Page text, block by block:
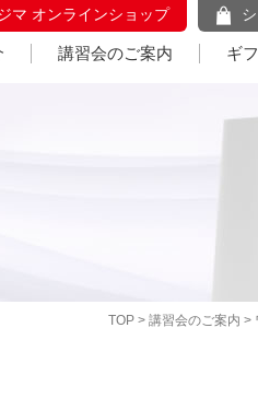
マ オンラインショップ
講習会のご案内 ギ
TOP > 講習会のご案内 >